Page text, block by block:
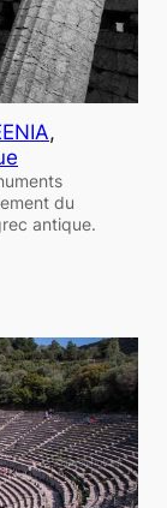
du
antique.